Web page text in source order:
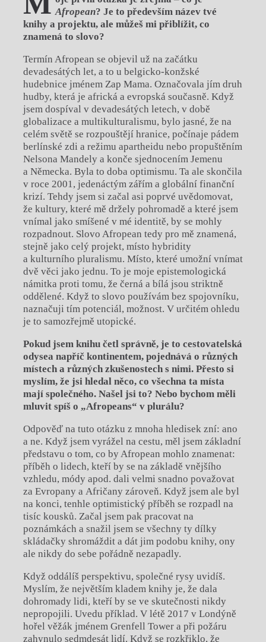
Afropean? Je to především název tvé
knihy a projektu, ale můžeš mi přiblížit, co
znamená to slovo?
Termín Afropean se objevil už na začátku
devadesátých let, a to u belgicko-konžské
hudebnice jménem Zap Mama. Označovala jím druh
hudby, která je africká a evropská současně. Když
jsem dospíval v devadesátých letech, v době
globalizace a multikulturalismu, bylo jasné, že na
celém světě se rozpouštějí hranice, počínaje pádem
berlínské zdi a režimu apartheidu nebo propuštěním
Nelsona Mandely a konče sjednocením Jemenu
a Německa. Byla to doba optimismu. Ta ale skončila
v roce 2001, jedenáctým zářím a globální finanční
krizí. Tehdy jsem si začal asi poprvé uvědomovat,
že kultury, které mě držely pohromadě a které jsem
vnímal jako smíšené v mé identitě, by se mohly
rozpadnout. Slovo Afropean tedy pro mě znamená,
stejně jako celý projekt, místo hybridity
a kulturního pluralismu. Místo, které umožní vnímat
dvě věci jako jednu. To je moje epistemologická
námitka proti tomu, že černá a bílá jsou striktně
oddělené. Když to slovo používám bez spojovníku,
naznačuji tím potenciál, možnost. V určitém ohledu
je to samozřejmě utopické.
Pokud jsem knihu četl správně, je to cestovatelská
odysea napříč kontinentem, pojednává o různých
místech a různých zkušenostech s nimi. Přesto si
myslím, že jsi hledal něco, co všechna ta místa
mají společného. Našel jsi to? Nebo bychom měli
mluvit spíš o „Afropeans“ v plurálu?
Odpověď na tuto otázku z mnoha hledisek zní: ano
a ne. Když jsem vyrážel na cestu, měl jsem základní
představu o tom, co by Afropean mohlo znamenat:
příběh o lidech, kteří by se na základě vnějšího
vzhledu, módy apod. dali velmi snadno považovat
za Evropany a Afričany zároveň. Když jsem ale byl
na konci, tenhle optimistický příběh se rozpadl na
tisíc kousků. Začal jsem pak pracovat na
poznámkách a snažil jsem se všechny ty dílky
skládačky shromáždit a dát jim podobu knihy, ony
ale nikdy do sebe pořádně nezapadly.
Když oddálíš perspektivu, společné rysy uvidíš.
Myslím, že největším kladem knihy je, že dala
dohromady lidi, kteří by se ve skutečnosti nikdy
nepropojili. Uvedu příklad. V létě 2017 v Londýně
hořel věžák jménem Grenfell Tower a při požáru
zahynulo sedmdesát lidí. Když se rozkřiklo, že